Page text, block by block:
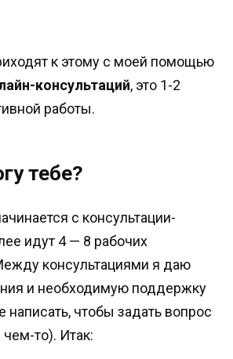
к этому с моей помощью
консультаций, это 1-2
работы.
тебе?
с консультации-
идут 4 — 8 рабочих
консультациями я даю
и необходимую поддержку
чтобы задать вопрос
то). Итак: